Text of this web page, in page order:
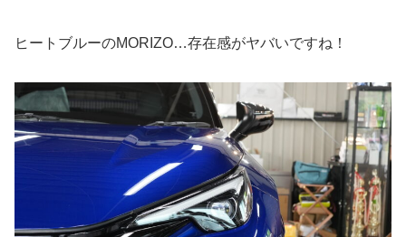
ヒートブルーのMORIZO…存在感がヤバいですね！